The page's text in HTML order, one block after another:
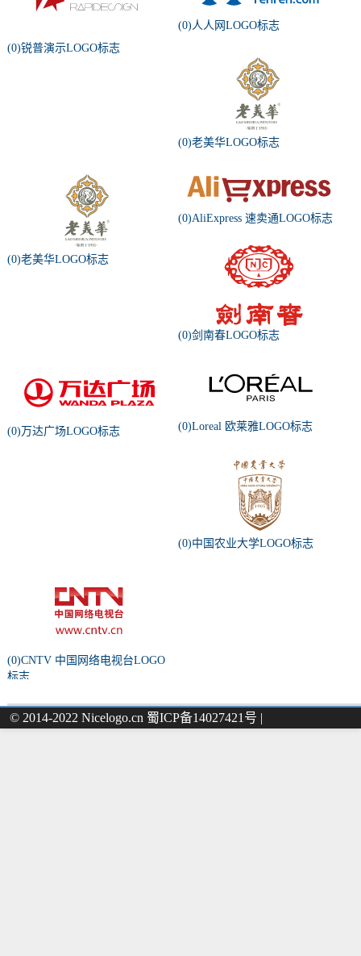
(0)锐普演示LOGO标志
(0)人人网LOGO标志
(0)老美华LOGO标志
(0)老美华LOGO标志
(0)AliExpress 速卖通LOGO标志
(0)剑南春LOGO标志
(0)万达广场LOGO标志 (0)Loreal 欧莱雅LOGO标志
(0)中国农业大学LOGO标志
(0)CNTV 中国网络电视台LOGO
标志
© 2014-2022 Nicelogo.cn 蜀ICP备14027421号 |